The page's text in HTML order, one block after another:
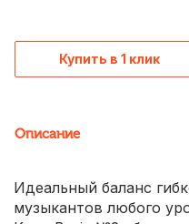
Купить в 1 клик
Описание
Идеальный баланс
музыкантов любого